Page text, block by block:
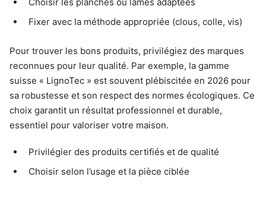
Fixer avec la méthode appropriée (clous, colle, vis)
Pour trouver les bons produits, privilégiez des marques
reconnues pour leur qualité. Par exemple, la gamme
suisse « LignoTec » est souvent plébiscitée en 2026 pour
sa robustesse et son respect des normes écologiques. Ce
choix garantit un résultat professionnel et durable,
essentiel pour valoriser votre maison.
Privilégier des produits certifiés et de qualité
Choisir selon l’usage et la pièce ciblée